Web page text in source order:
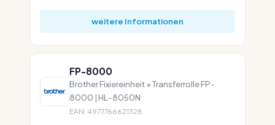
weitere Informationen
FP-8000
Brother Fixiereinheit + Transferrolle FP-
8000 | HL-8050N
EAN: 4977766621328